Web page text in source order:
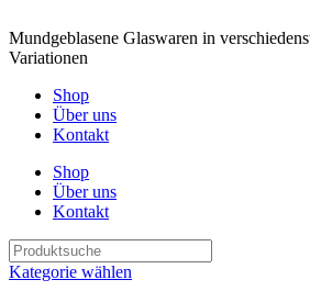
Mundgeblasene Glaswaren in
Variationen
Shop
Über uns
Kontakt
Shop
Über uns
Kontakt
Kategorie wählen